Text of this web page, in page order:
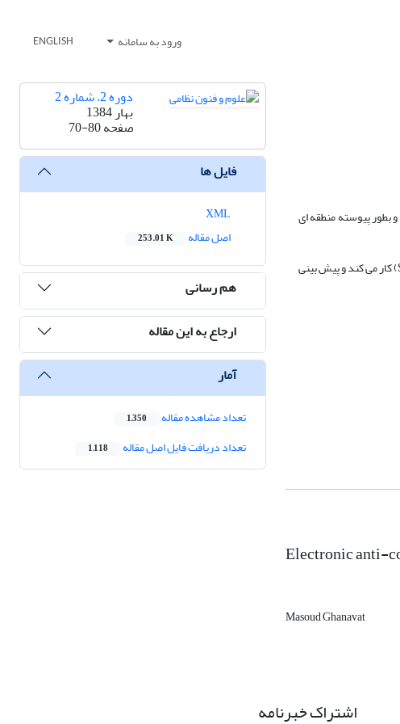
ورود به سامانه ENGLISH
بطور پیوسته منطقه ای
موشک های تاکتیکی بالستیکی TOM[2] را بکار می رود. این سامانه در محدوده فرکانسی HF (فرکانس زیاد)، 3-30MHZ با امواج آسمانی، طول موج کوتاه (SW) کار می کند و پیش بینی
Electronic anti-
Masoud Ghanavat
دوره 2، شماره 2
بهار 1384
صفحه70-80
فایل ها
اصل مقاله
253.01 K
هم رسانی
ارجاع به این مقاله
آمار
تعداد مشاهده مقاله 1,350
تعداد دریافت فایل اصل مقاله 1,118
اشتراک خبرنامه